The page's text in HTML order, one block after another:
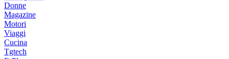
Donne
Magazine
Motori
Viaggi
Cucina
Tgtech